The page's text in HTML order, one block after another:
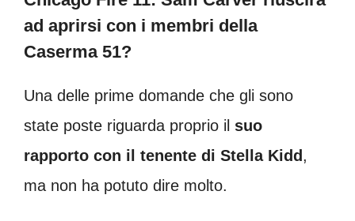
ad aprirsi con i membri della
Caserma 51?
Una delle prime domande che gli sono
state poste riguarda proprio il suo
rapporto con il tenente di Stella Kidd,
ma non ha potuto dire molto.